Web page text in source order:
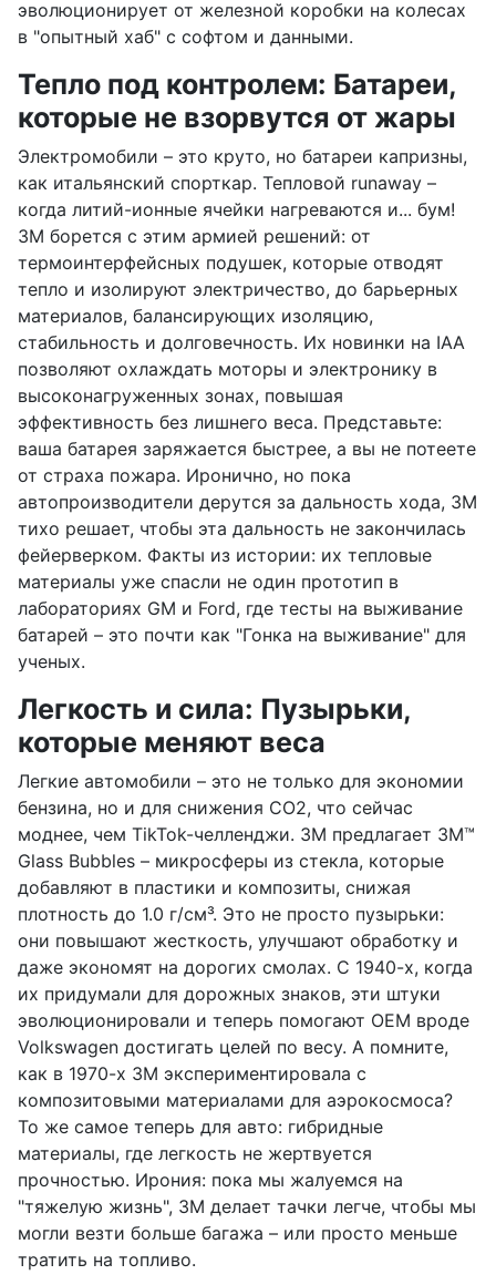
эволюционирует от железной коробки на колесах
в "опытный хаб" с софтом и данными.
Тепло под контролем: Батареи,
которые не взорвутся от жары
Электромобили – это круто, но батареи капризны,
как итальянский спорткар. Тепловой runaway –
когда литий-ионные ячейки нагреваются и... бум!
3M борется с этим армией решений: от
термоинтерфейсных подушек, которые отводят
тепло и изолируют электричество, до барьерных
материалов, балансирующих изоляцию,
стабильность и долговечность. Их новинки на IAA
позволяют охлаждать моторы и электронику в
высоконагруженных зонах, повышая
эффективность без лишнего веса. Представьте:
ваша батарея заряжается быстрее, а вы не потеете
от страха пожара. Иронично, но пока
автопроизводители дерутся за дальность хода, 3M
тихо решает, чтобы эта дальность не закончилась
фейерверком. Факты из истории: их тепловые
материалы уже спасли не один прототип в
лабораториях GM и Ford, где тесты на выживание
батарей – это почти как "Гонка на выживание" для
ученых.
Легкость и сила: Пузырьки,
которые меняют веса
Легкие автомобили – это не только для экономии
бензина, но и для снижения CO2, что сейчас
моднее, чем TikTok-челленджи. 3M предлагает 3M™
Glass Bubbles – микросферы из стекла, которые
добавляют в пластики и композиты, снижая
плотность до 1.0 г/см³. Это не просто пузырьки:
они повышают жесткость, улучшают обработку и
даже экономят на дорогих смолах. С 1940-х, когда
их придумали для дорожных знаков, эти штуки
эволюционировали и теперь помогают OEM вроде
Volkswagen достигать целей по весу. А помните,
как в 1970-х 3M экспериментировала с
композитовыми материалами для аэрокосмоса?
То же самое теперь для авто: гибридные
материалы, где легкость не жертвуется
прочностью. Ирония: пока мы жалуемся на
"тяжелую жизнь", 3M делает тачки легче, чтобы мы
могли везти больше багажа – или просто меньше
тратить на топливо.